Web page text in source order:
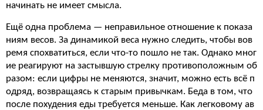
начинать не имеет смысла.
Ещё одна проблема — неправильное отношение к показа
ниям весов. За динамикой веса нужно следить, чтобы вов
ремя спохватиться, если что-то пошло не так. Однако мног
ие реагируют на застывшую стрелку противоположным об
разом: если цифры не меняются, значит, можно есть всё п
одряд, возвращаясь к старым привычкам. Беда в том, что
после похудения еды требуется меньше. Как легковому ав